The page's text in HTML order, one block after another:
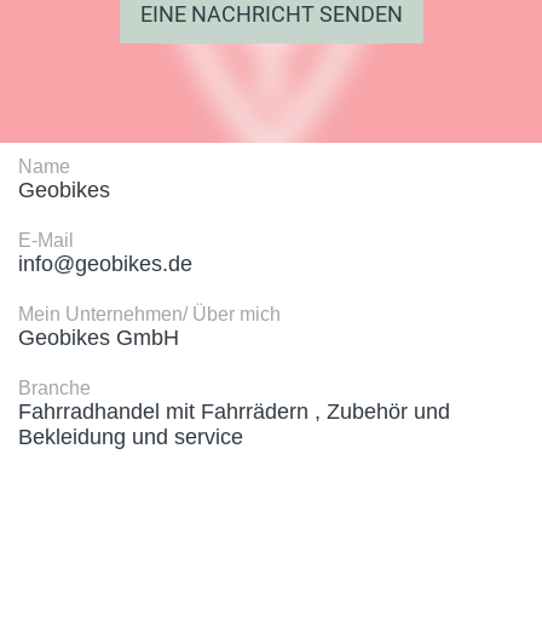
EINE NACHRICHT SENDEN
Name
Geobikes
E-Mail
info@geobikes.de
Mein Unternehmen/ Über mich
Geobikes GmbH
Branche
Fahrradhandel mit Fahrrädern , Zubehör und
Bekleidung und service